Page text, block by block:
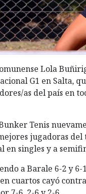
Lola
G1 en Salta,
as del país en
Tenis
jugadoras
en singles y a
a Barale 6-2 y 6-
cuartos cayó